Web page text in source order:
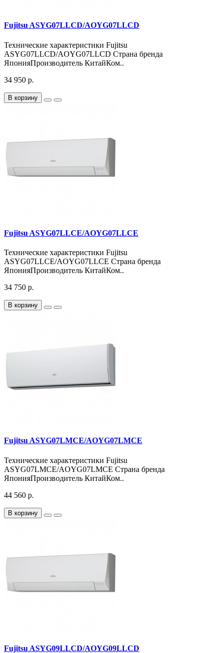
Fujitsu ASYG07LLCD/AOYG07LLCD
Технические характеристики Fujitsu
ASYG07LLCD/AOYG07LLCD Страна бренда
ЯпонияПроизводитель КитайКом..
34 950 р.
В корзину
Fujitsu ASYG07LLCE/AOYG07LLCE
Технические характеристики Fujitsu
ASYG07LLCE/AOYG07LLCE Страна бренда
ЯпонияПроизводитель КитайКом..
34 750 р.
В корзину
Fujitsu ASYG07LMCE/AOYG07LMCE
Технические характеристики Fujitsu
ASYG07LMCE/AOYG07LMCE Страна бренда
ЯпонияПроизводитель КитайКом..
44 560 р.
В корзину
Fujitsu ASYG09LLCD/AOYG09LLCD